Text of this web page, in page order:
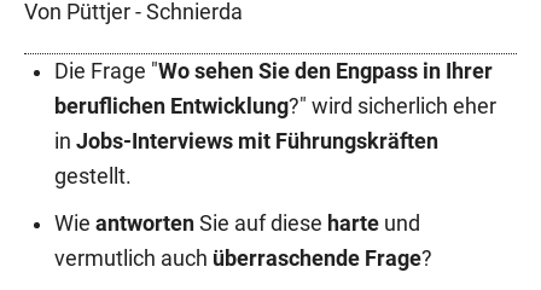
BERATUNG
Von Püttjer - Schnierda
Die Frage "Wo sehen Sie den Engpass in Ihrer
beruflichen Entwicklung?" wird sicherlich eher
in Jobs-Interviews mit Führungskräften
gestellt.
Wie antworten Sie auf diese harte und
vermutlich auch überraschende Frage?